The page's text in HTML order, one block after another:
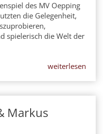
des MV Oepping
die Gelegenheit,
spielerisch die Welt der
weiterlesen
Markus